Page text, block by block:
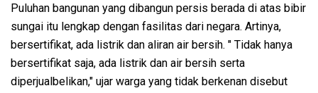
Puluhan bangunan yang dibangun persis berada di atas bibir
sungai itu lengkap dengan fasilitas dari negara. Artinya,
bersertifikat, ada listrik dan aliran air bersih. " Tidak hanya
bersertifikat saja, ada listrik dan air bersih serta
diperjualbelikan," ujar warga yang tidak berkenan disebut